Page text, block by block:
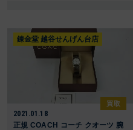
錬金堂 越谷せんげん台店
買取
2021.01.18
正規 COACH コーチ クオーツ 腕